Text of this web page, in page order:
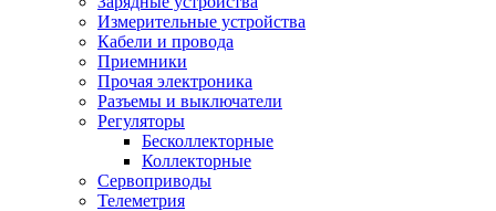
Измерительные устройства
Кабели и провода
Приемники
Прочая электроника
Разъемы и выключатели
Регуляторы
Бесколлекторные
Коллекторные
Сервоприводы
Телеметрия